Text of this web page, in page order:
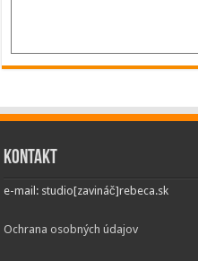
Kontakt
e-mail: studio[zavináč]rebeca.sk
Ochrana osobných údajov